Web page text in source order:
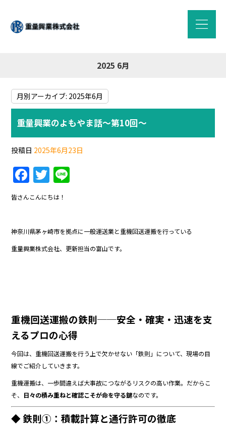
2025 6月
月別アーカイブ: 2025年6月
重量興業のよもやま話～第10回～
投稿日 2025年6月23日
F
a
c
e
b
o
T
w
itt
er
皆さんこんにちは！
神奈川県茅ヶ崎市を拠点に一般運送業と重機回送運搬を行っている
重量興業株式会社、更新担当の富山です。
重機回送運搬の鉄則──安全・確実・迅速を支
えるプロの心得
今回は、重機回送運搬を行う上で欠かせない「鉄則」について、現場の目
線でご紹介していきます。
重機運搬は、一歩間違えば大事故につながるリスクの高い作業。だからこ
そ、 日々の積み重ねと確認こそが命を守る鍵なのです。
◆ 鉄則①：積載計算と通行許可の徹底